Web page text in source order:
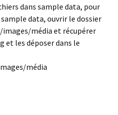
dans sample data, pour
data, ouvrir le dossier
média et récupérer
et les déposer dans le
média